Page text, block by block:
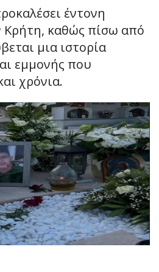
έντονη
καθώς πίσω από
μια ιστορία
εμμονής που
χρόνια.